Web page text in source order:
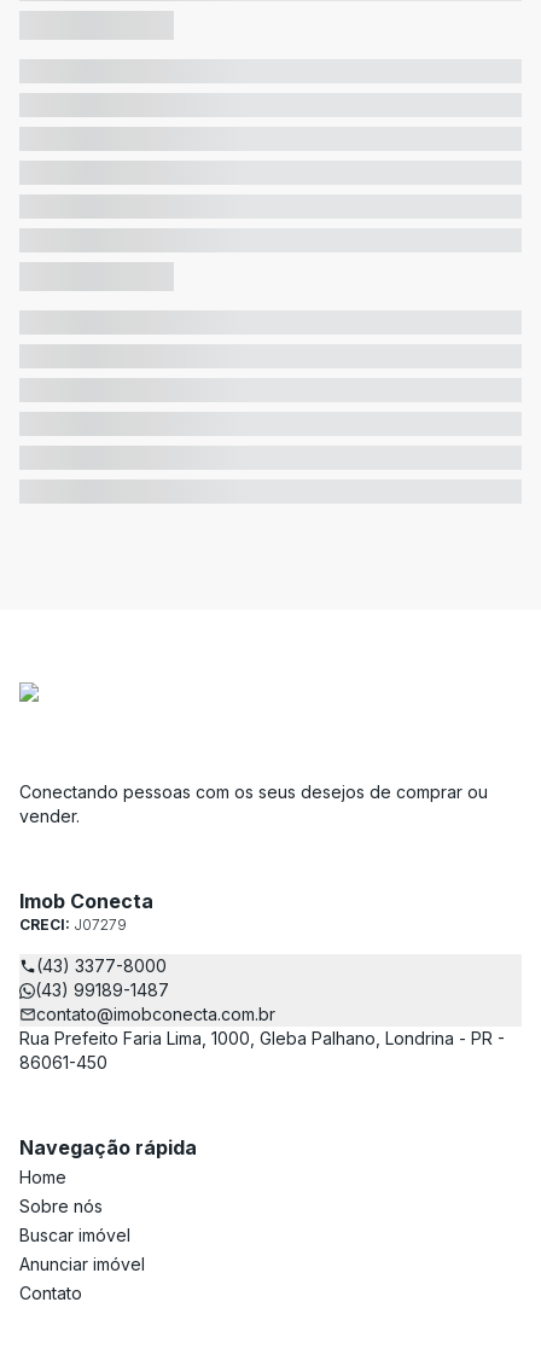
Conectando pessoas com os seus desejos de comprar ou
vender.
Imob Conecta
CRECI: J07279
(43) 3377-8000
(43) 99189-1487
contato@imobconecta.com.br
Rua Prefeito Faria Lima, 1000, Gleba Palhano, Londrina - PR -
86061-450
Navegação rápida
Home
Sobre nós
Buscar imóvel
Anunciar imóvel
Contato